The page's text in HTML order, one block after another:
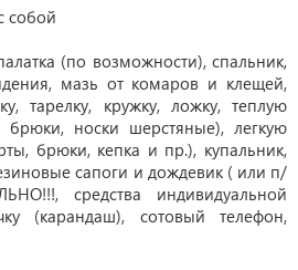
собой
(по возможности), спальник,
мазь от комаров и клещей,
тарелку, кружку, ложку, теплую
брюки, носки шерстяные), легкую
брюки, кепка и пр.), купальник,
сапоги и дождевик ( или п/
средства индивидуальной
(карандаш), сотовый телефон,